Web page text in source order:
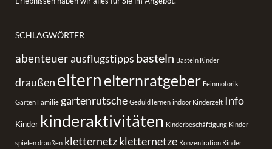
SCHLAGWÖRTER
abenteuerausflugstipps basteln Basteln Kinder
draußen eltern elternratgeber Feinmotorik
Garten Familie gartenrutsche Geduld lernen indoor Kinderzelt Info
Kinder kinderaktivitäten Kinderbeschäftigung Kinder
spielen draußen kletternetzkletternetze Konzentration Kinder